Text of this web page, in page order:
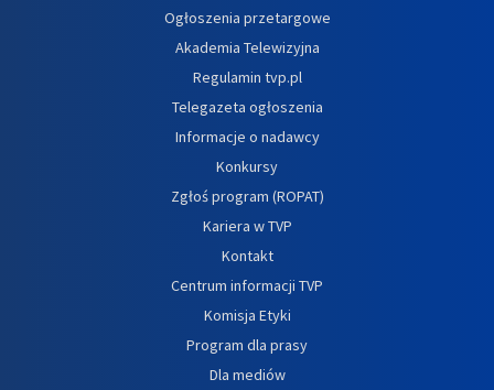
Ogłoszenia przetargowe
Akademia Telewizyjna
Regulamin tvp.pl
Telegazeta ogłoszenia
Informacje o nadawcy
Konkursy
Zgłoś program (ROPAT)
Kariera w TVP
Kontakt
Centrum informacji TVP
Komisja Etyki
Program dla prasy
Dla mediów